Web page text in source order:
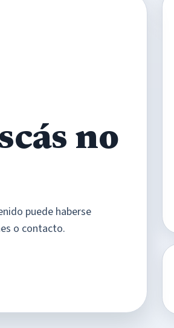
no
puede haberse
o contacto.